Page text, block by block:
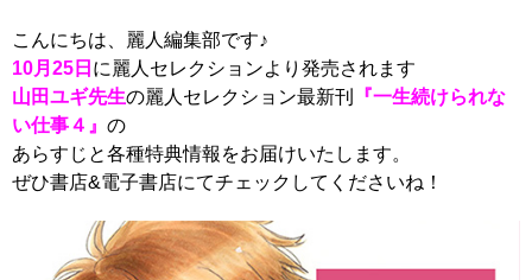
こんにちは、麗人編集部です♪
10月25日 に麗人セレクションより発売されます
山田ユギ先生の麗人セレクション最新刊
『一生続けられな
い仕事４』 の
あらすじと各種特典情報をお届けいたします。
ぜひ書店&電子書店にてチェックしてくださいね！